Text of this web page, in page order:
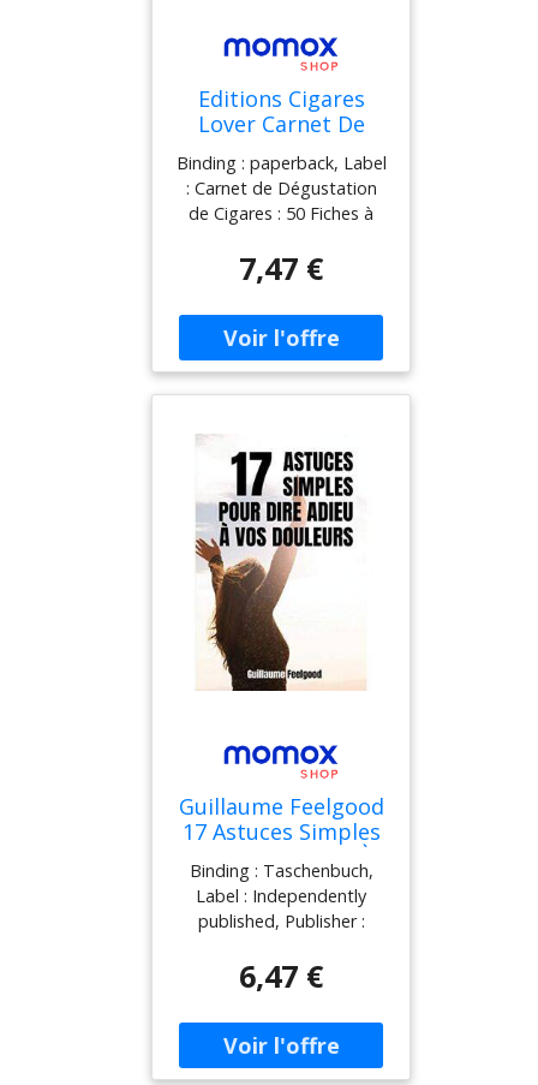
Editions Cigares
Lover Carnet De
Dégustation De
Cigares: 50 Fiches À
Compléter -
Indispensable Pour
Vos Dégustations
Binding : paperback, Label
: Carnet de Dégustation
de Cigares : 50 Fiches à
Pour Conserver toutes vos
dégustations, medium :
paperback,
numberOfPages : 105,
publicationDate : 2020-08-
25, authors : Editions
7,47 €
Guillaume Feelgood
17 Astuces Simples
Pour Dire Adieu À
Vos Douleurs:
Solutions Naturelles
Pour Traiter Les
Chroniques
Binding : Taschenbuch,
Label : Independently
published, Publisher :
medium : Taschenbuch,
numberOfPages : 120,
publicationDate : 2020-10-
31, authors : Guillaume
Feelgood
6,47 €